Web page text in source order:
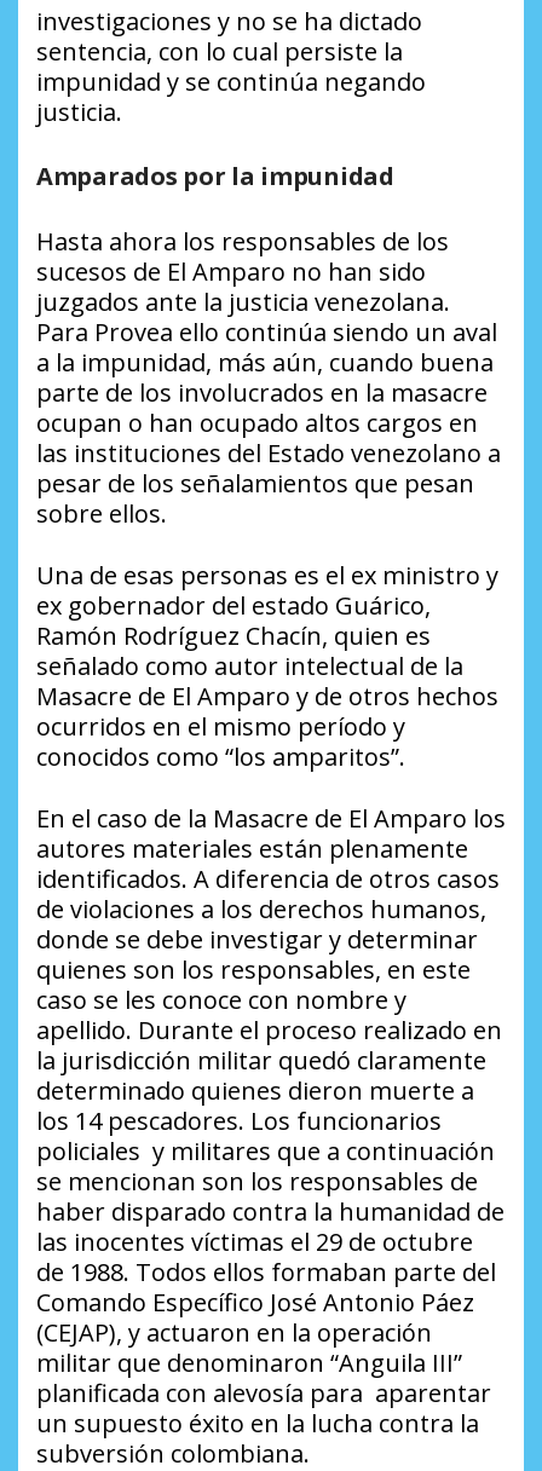
investigaciones y no se ha dictado
sentencia, con lo cual persiste la
impunidad y se continúa negando
justicia.
Amparados por la impunidad
Hasta ahora los responsables de los
sucesos de El Amparo no han sido
juzgados ante la justicia venezolana.
Para Provea ello continúa siendo un aval
a la impunidad, más aún, cuando buena
parte de los involucrados en la masacre
ocupan o han ocupado altos cargos en
las instituciones del Estado venezolano a
pesar de los señalamientos que pesan
sobre ellos.
Una de esas personas es el ex ministro y
ex gobernador del estado Guárico,
Ramón Rodríguez Chacín, quien es
señalado como autor intelectual de la
Masacre de El Amparo y de otros hechos
ocurridos en el mismo período y
conocidos como “los amparitos”.
En el caso de la Masacre de El Amparo los
autores materiales están plenamente
identificados. A diferencia de otros casos
de violaciones a los derechos humanos,
donde se debe investigar y determinar
quienes son los responsables, en este
caso se les conoce con nombre y
apellido. Durante el proceso realizado en
la jurisdicción militar quedó claramente
determinado quienes dieron muerte a
los 14 pescadores. Los funcionarios
policiales y militares que a continuación
se mencionan son los responsables de
haber disparado contra la humanidad de
las inocentes víctimas el 29 de octubre
de 1988. Todos ellos formaban parte del
Comando Específico José Antonio Páez
(CEJAP), y actuaron en la operación
militar que denominaron “Anguila III”
planificada con alevosía para aparentar
un supuesto éxito en la lucha contra la
subversión colombiana.